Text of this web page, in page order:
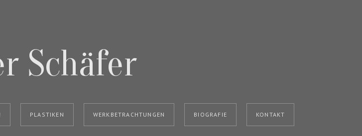
Schäfer
PLASTIKEN WERKBETRACHTUNGEN BIOGRAFIE KONTAKT